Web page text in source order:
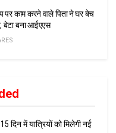
पर काम करने वाले पिता ने घर बेच
बेटा बना आईएएस
दिन में यात्रियों को मिलेगी नई